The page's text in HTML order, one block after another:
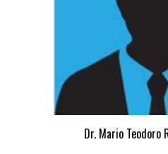
Dr. Mario Teodoro